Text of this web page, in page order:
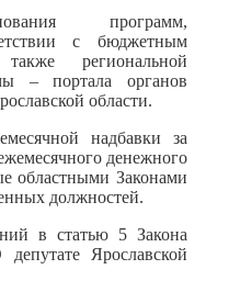
программ,
с бюджетным
региональной
– портала органов
области.
надбавки за
денежного
областными Законами
должностей.
в статью 5 Закона
Ярославской